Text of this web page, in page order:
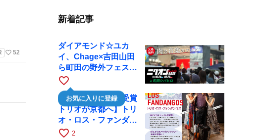
favorite_border 52
新着記事
ダイアモンド☆ユカ
イ、Chage×吉田山田
ら町田の野外フェスに
出演
favorite_border
お気に入りに登録
【日本タンゴ大賞受賞
トリオが京都へ】トリ
オ・ロス・ファンダン
ゴスが10月9日にRAG
favorite_border 2